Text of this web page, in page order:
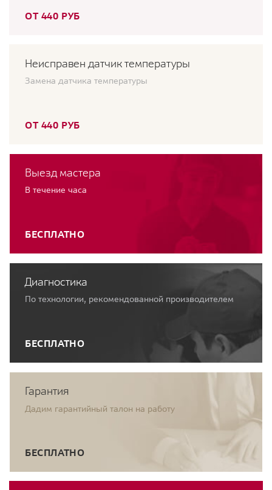
ОТ 440 РУБ
Неисправен датчик температуры
Замена датчика температуры
ОТ 440 РУБ
Выезд мастера
В течение часа
БЕСПЛАТНО
Диагностика
По технологии, рекомендованной производителем
БЕСПЛАТНО
Гарантия
Дадим гарантийный талон на работу
БЕСПЛАТНО